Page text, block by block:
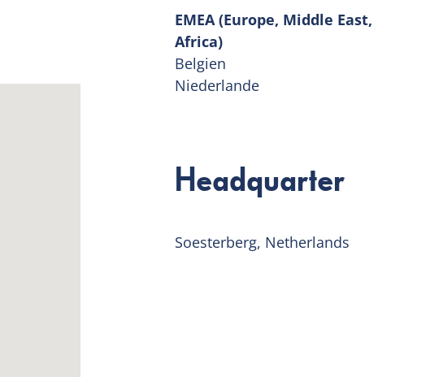
EMEA (Europe, Middle East,
Africa)
Belgien
Niederlande
Headquarter
Soesterberg, Netherlands